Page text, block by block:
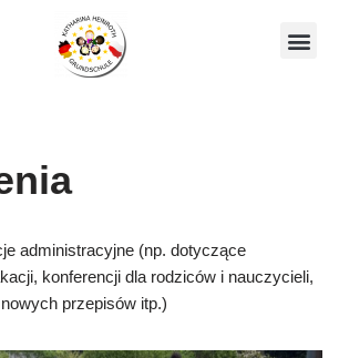
administracyjne (np. dotyczące
konferencji dla rodziców i nauczycieli,
przepisów itp.)